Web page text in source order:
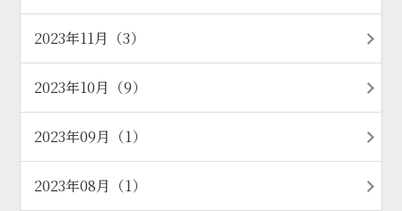
2023年11月（3）
2023年10月（9）
2023年09月（1）
2023年08月（1）